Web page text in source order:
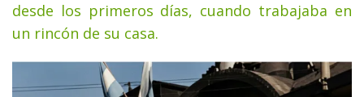
desde los primeros días, cuando trabajaba en
un rincón de su casa.